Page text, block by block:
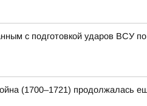
с подготовкой ударов ВСУ
(1700–1721) продолжалась